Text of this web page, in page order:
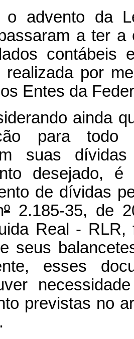
o advento da
a ter a
contábeis
realizada por
Entes da
ainda
para
suas
desejado,
de dívidas
º2.185-35, de
Real - RLR,
seus
esses
previstas no